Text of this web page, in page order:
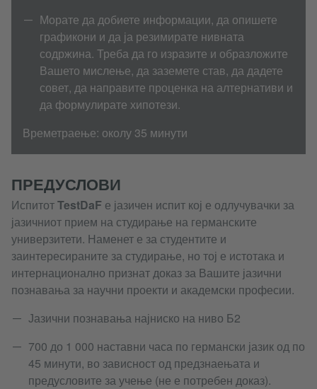
Морате да добиете информации, да опишете
графикони и да ја резимирате нивната
содржина. Треба да го изразите и образложите
Вашето мислење, да заземете став, да дадете
совет, да направите проценка на алтернативи и
да формулирате хипотези.
Времетраење: околу 35 минути
ПРЕДУСЛОВИ
ИспитотTestDaF е јазичен испит кој е одлучувачки за
јазичниот прием на студирање на германските
универзитети. Наменет е за студентите и
заинтересираните за студирање, но тој е истотака и
интернационално признат доказ за Вашите јазични
познавања за научни проекти и академски професии.
Јазични познавања најниско на ниво Б2
700 до 1 000 наставни часа по германски јазик од по
45 минути, во зависност од предзнаењата и
предусловите за учење (не е потребен доказ).